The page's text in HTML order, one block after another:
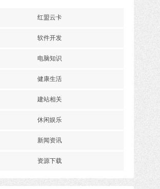
红盟云卡
软件开发
电脑知识
健康生活
建站相关
休闲娱乐
新闻资讯
资源下载